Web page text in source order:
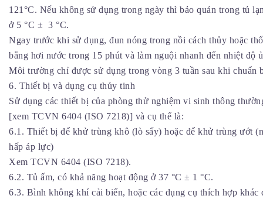
121°C. Nếu không sử dụng trong ngày thì bảo quản trong tủ
ở 5 °C ± 3 °C.
Ngay trước khi sử dụng, đun nóng trong nồi cách thủy hoặc
bằng hơi nước trong 15 phút và làm nguội nhanh đến nhiệt độ
Môi trường chỉ được sử dụng trong vòng 3 tuần sau khi chuẩn
6. Thiết bị và dụng cụ thủy tinh
Sử dụng các thiết bị của phòng thử nghiệm vi sinh thông
[xem TCVN 6404 (ISO 7218)] và cụ thể là:
6.1. Thiết bị để khử trùng khô (lò sấy) hoặc để khử trùng ướt
hấp áp lực)
Xem TCVN 6404 (ISO 7218).
6.2. Tủ ấm, có khả năng hoạt động ở 37 °C ± 1 °C.
6.3. Bình không khí cải biến, hoặc các dụng cụ thích hợp khác